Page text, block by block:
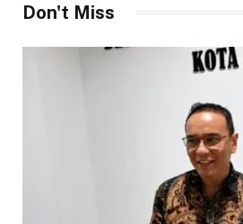
Don't Miss